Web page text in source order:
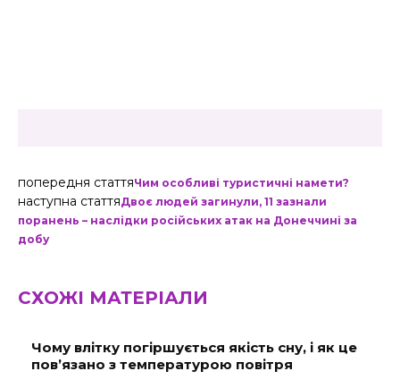
попередня статтяЧим особливі туристичні намети?
наступна статтяДвоє людей загинули, 11 зазнали
поранень – наслідки російських атак на Донеччині за
добу
СХОЖІ МАТЕРІАЛИ
Чому влітку погіршується якість сну, і як це
пов’язано з температурою повітря